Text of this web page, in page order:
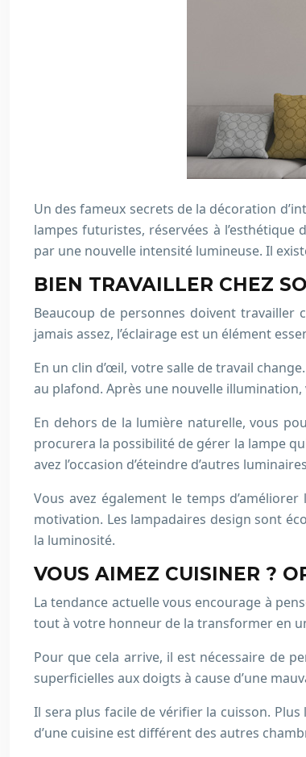
Un des fameux secrets de la décoration
lampes futuristes, réservées à
par une nouvelle intensité lumineuse. Il
BIEN TRAVAILLER CHEZ
Beaucoup de personnes doivent travailler
jamais assez, l’éclairage est un élément
En un clin d’œil, votre salle de travail
au plafond. Après une nouvelle
En dehors de la lumière naturelle, vous
procurera la possibilité de gérer la lampe
avez l’occasion d’éteindre d’autres
Vous avez également le temps
motivation. Les lampadaires design sont
la luminosité.
VOUS AIMEZ CUISINER ?
La tendance actuelle vous encourage à
tout à votre honneur de la transformer en
Pour que cela arrive, il est nécessaire de
superficielles aux doigts à cause d’une
Il sera plus facile de vérifier la cuisson.
d’une cuisine est différent des autres